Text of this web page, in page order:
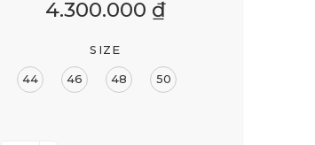
4.300.000 ₫
SIZE
44 46 48 50